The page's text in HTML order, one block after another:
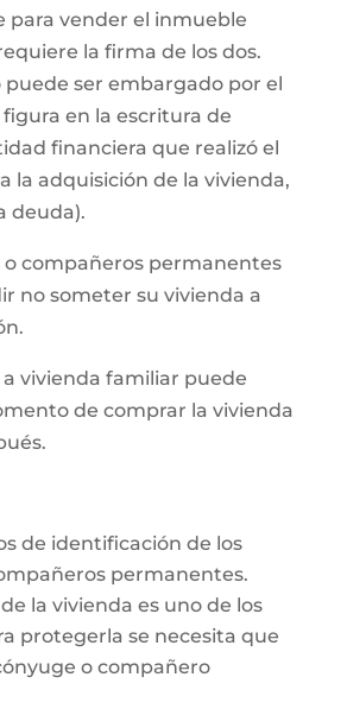
para vender el inmueble
la firma de los dos.
puede ser embargado por el
en la escritura de
financiera que realizó el
la adquisición de la vivienda,
deuda).
o compañeros permanentes
no someter su vivienda a
vivienda familiar puede
de comprar la vivienda
de identificación de los
permanentes.
la vivienda es uno de los
protegerla se necesita que
o compañero